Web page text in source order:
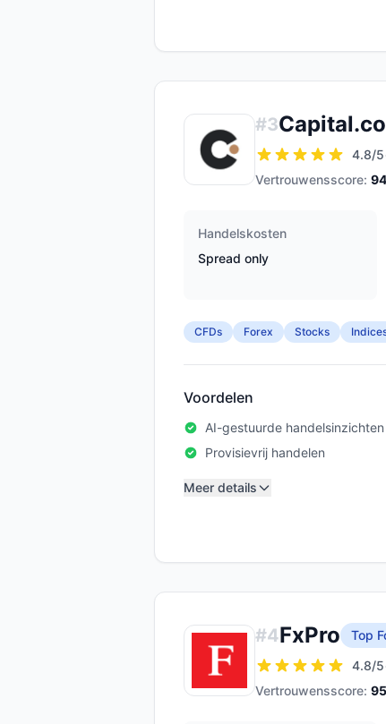
#3
4.8/5
Vertrouwensscore: 94
Handelskosten
Spread only
CFDs Forex Stocks
Voordelen
AI-gestuurde handelsinzichten
Provisievrij handelen
Meer details
#4FxPro
Top
4.8/5
Vertrouwensscore: 95